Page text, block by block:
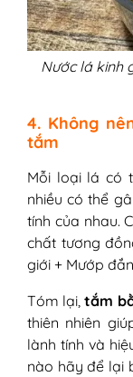
Nước lá kinh
4. Không
tắm
Mỗi loại lá có
nhiều có thể
tính của nhau.
chất tương
giới + Mướp
Tóm lại, tắm
thiên nhiên
lành tính và
nào hãy để lại